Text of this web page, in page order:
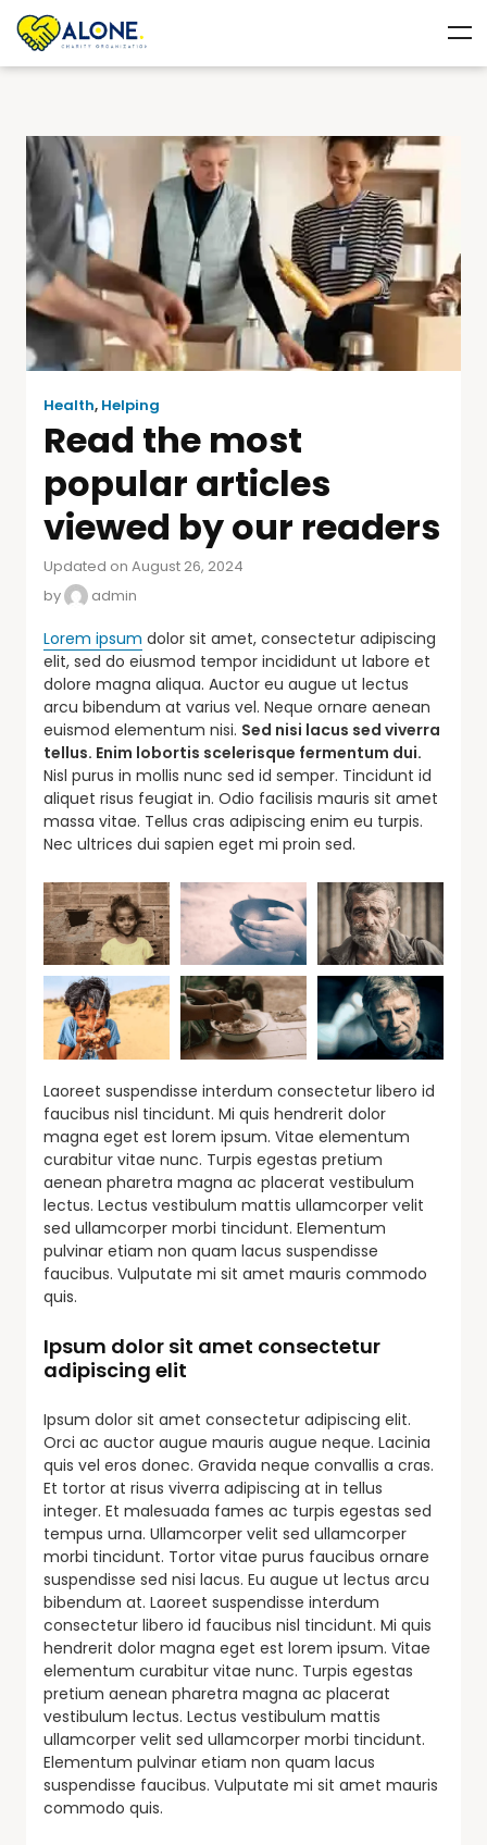
Health, Helping
Read the most
popular articles
viewed by our readers
Updated on August 26, 2024
by
admin
Lorem ipsum dolor sit amet, consectetur adipiscing
elit, sed do eiusmod tempor incididunt ut labore et
dolore magna aliqua. Auctor eu augue ut lectus
arcu bibendum at varius vel. Neque ornare aenean
euismod elementum nisi. Sed nisi lacus sed viverra
tellus. Enim lobortis scelerisque fermentum dui.
Nisl purus in mollis nunc sed id semper. Tincidunt id
aliquet risus feugiat in. Odio facilisis mauris sit amet
massa vitae. Tellus cras adipiscing enim eu turpis.
Nec ultrices dui sapien eget mi proin sed.
Laoreet suspendisse interdum consectetur libero id
faucibus nisl tincidunt. Mi quis hendrerit dolor
magna eget est lorem ipsum. Vitae elementum
curabitur vitae nunc. Turpis egestas pretium
aenean pharetra magna ac placerat vestibulum
lectus. Lectus vestibulum mattis ullamcorper velit
sed ullamcorper morbi tincidunt. Elementum
pulvinar etiam non quam lacus suspendisse
faucibus. Vulputate mi sit amet mauris commodo
quis.
Ipsum dolor sit amet consectetur
adipiscing elit
Ipsum dolor sit amet consectetur adipiscing elit.
Orci ac auctor augue mauris augue neque. Lacinia
quis vel eros donec. Gravida neque convallis a cras.
Et tortor at risus viverra adipiscing at in tellus
integer. Et malesuada fames ac turpis egestas sed
tempus urna. Ullamcorper velit sed ullamcorper
morbi tincidunt. Tortor vitae purus faucibus ornare
suspendisse sed nisi lacus. Eu augue ut lectus arcu
bibendum at. Laoreet suspendisse interdum
consectetur libero id faucibus nisl tincidunt. Mi quis
hendrerit dolor magna eget est lorem ipsum. Vitae
elementum curabitur vitae nunc. Turpis egestas
pretium aenean pharetra magna ac placerat
vestibulum lectus. Lectus vestibulum mattis
ullamcorper velit sed ullamcorper morbi tincidunt.
Elementum pulvinar etiam non quam lacus
suspendisse faucibus. Vulputate mi sit amet mauris
commodo quis.